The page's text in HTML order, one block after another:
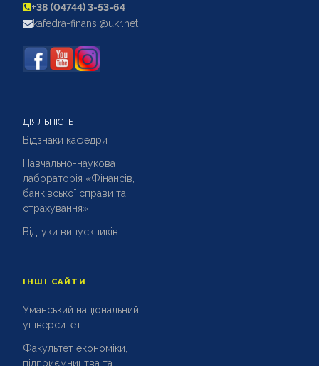
+38 (04744) 3-53-64
kafedra-finansi@ukr.net
ДІЯЛЬНІСТЬ
Відзнаки кафедри
Навчально-наукова
лабораторія «Фінансів,
банківської справи та
страхування»
Відгуки випускників
ІНШІ САЙТИ
Уманський національний
університет
Факультет економіки,
підприємництва та